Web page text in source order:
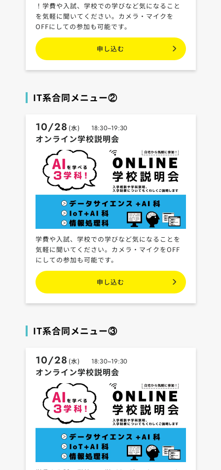
！学費や入試、学校での学びなど気になること
を気軽に聞いてください。カメラ・マイクを
OFFにしての参加も可能です。
申し込む
IT系合同メニュー②
10/28 (水) 18:30~19:30
オンライン学校説明会
学費や入試、学校での学びなど気になることを
気軽に聞いてください。カメラ・マイクをOFF
にしての参加も可能です。
申し込む
IT系合同メニュー③
10/28 (水) 18:30~19:30
オンライン学校説明会